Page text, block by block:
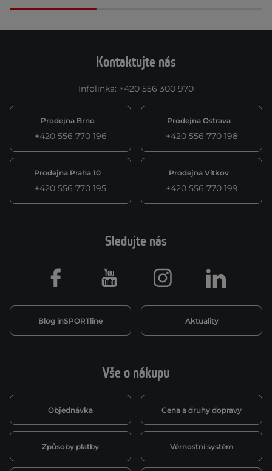
Kontaktujte nás
Infolinka: +420 556 300 970
Prodejna Brno
+420 556 770 196
Prodejna Ostrava
+420 556 770 198
Prodejna Praha 10
+420 556 770 195
Prodejna Vítkov
+420 556 770 199
Vše o nákupu
Objednávka Cena a druhy dopravy
Způsoby platby Věrnostní systém
Sledujte nás
Blog inSPORTline Aktuality
Facebook Youtube Instagram LinkedIn